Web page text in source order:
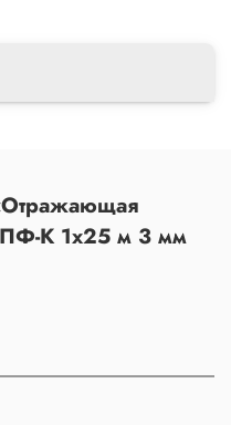
ПФ-К 1х25 м 3 мм